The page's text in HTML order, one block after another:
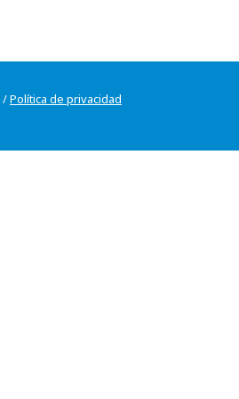
/Política de privacidad